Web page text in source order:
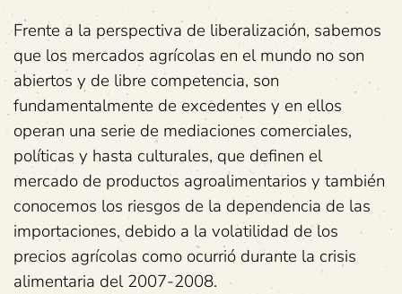
Frente a la perspectiva de liberalización, sabemos
que los mercados agrícolas en el mundo no son
abiertos y de libre competencia, son
fundamentalmente de excedentes y en ellos
operan una serie de mediaciones comerciales,
políticas y hasta culturales, que definen el
mercado de productos agroalimentarios y también
conocemos los riesgos de la dependencia de las
importaciones, debido a la volatilidad de los
precios agrícolas como ocurrió durante la crisis
alimentaria del 2007-2008.